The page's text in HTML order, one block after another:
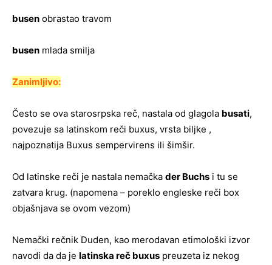
busen obrastao travom
busen mlada smilja
Zanimljivo:
Često se ova starosrpska reč, nastala od glagola busati,
povezuje sa latinskom reči buxus, vrsta biljke ,
najpoznatija Buxus sempervirens ili šimšir.
Od latinske reči je nastala nemačka der Buchs i tu se
zatvara krug. (napomena – poreklo engleske reči box
objašnjava se ovom vezom)
Nemački rečnik Duden, kao merodavan etimološki izvor
navodi da da je latinska reč buxus preuzeta iz nekog